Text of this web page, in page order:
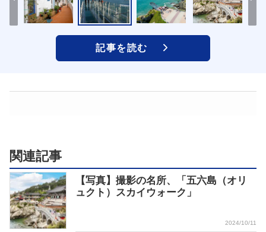
記事を読む
関連記事
【写真】撮影の名所、「五六島（オリ
ュクト）スカイウォーク」
2024/10/11